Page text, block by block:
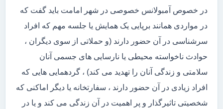
در خصوص آمبولانس خصوصی در شهر امامت باید گفت که
در مواردی همانند برپایی یک همایش یا جلسه مهم که افراد
سرشناسی در آن حضور دارند (و حملاتی از سوی دیگران ،
حوادث ناخواسته محیطی یا نارسایی های جسمی آنان
سلامتی و زندگی آنان را تهدید می کند) ، گردهمایی هایی که
افراد زیادی در آن حضور دارند ، سفارتخانه یا دیگر اماکنی که
شخصیتی تاثیرگذار و پر اهمیت در آن زندگی می کند و یا در